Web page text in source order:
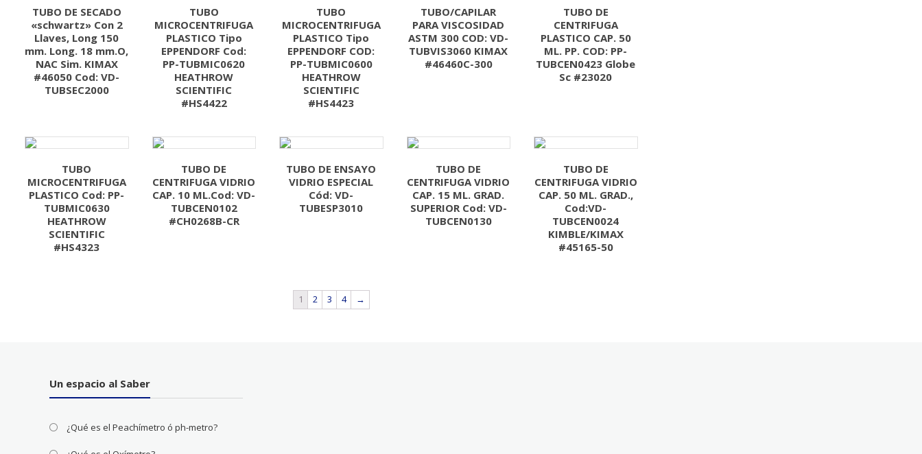
TUBO DE SECADO
«schwartz» Con 2
Llaves, Long 150
mm. Long. 18 mm.O,
NAC Sim. KIMAX
#46050 Cod: VD-
TUBSEC2000
TUBO
MICROCENTRIFUGA
PLASTICO Tipo
EPPENDORF Cod:
PP-TUBMIC0620
HEATHROW
SCIENTIFIC
#HS4422
TUBO
MICROCENTRIFUGA
PLASTICO Tipo
EPPENDORF COD:
PP-TUBMIC0600
HEATHROW
SCIENTIFIC
#HS4423
TUBO/CAPILAR
PARA VISCOSIDAD
ASTM 300 COD: VD-
TUBVIS3060 KIMAX
#46460C-300
TUBO DE
CENTRIFUGA
PLASTICO CAP. 50
ML. PP. COD: PP-
TUBCEN0423 Globe
Sc #23020
TUBO
MICROCENTRIFUGA
PLASTICO Cod: PP-
TUBMIC0630
HEATHROW
SCIENTIFIC
#HS4323
TUBO DE
CENTRIFUGA VIDRIO
CAP. 10 ML.Cod: VD-
TUBCEN0102
#CH0268B-CR
TUBO DE ENSAYO
VIDRIO ESPECIAL
Cód: VD-
TUBESP3010
TUBO DE
CENTRIFUGA VIDRIO
CAP. 15 ML. GRAD.
SUPERIOR Cod: VD-
TUBCEN0130
TUBO DE
CENTRIFUGA VIDRIO
CAP. 50 ML. GRAD.,
Cod:VD-
TUBCEN0024
KIMBLE/KIMAX
#45165-50
1 2 3 4 →
Un espacio al Saber
¿Qué es el Peachímetro ó ph-metro?